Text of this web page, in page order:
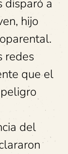
disparó a
hijo
redes
que el
del